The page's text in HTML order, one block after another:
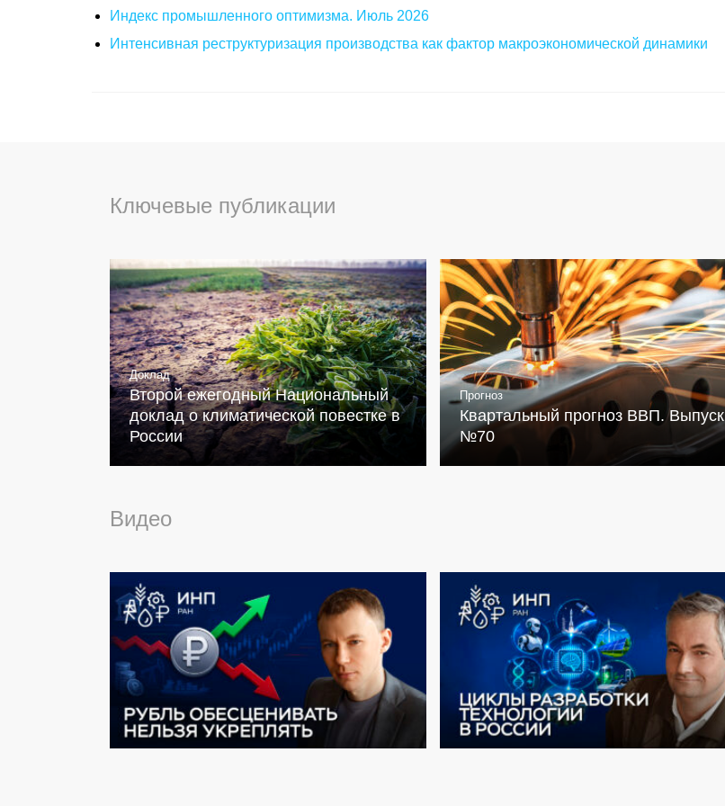
Индекс промышленного оптимизма. Июль 2026
Интенсивная реструктуризация производства как фактор макроэкономической динамики
Ключевые публикации
Доклад
Второй ежегодный Национальный
доклад о климатической повестке в
России
Прогноз
Квартальный прогноз ВВП. Выпуск
№70
Видео